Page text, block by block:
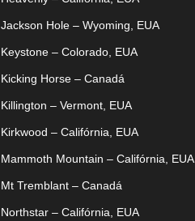
Jackson Hole – Wyoming, EUA
Keystone – Colorado, EUA
Kicking Horse – Canadá
Killington – Vermont, EUA
Kirkwood – Califórnia, EUA
Mammoth Mountain – Califórnia, EUA
Mt Tremblant – Canadá
Northstar – Califórnia, EUA